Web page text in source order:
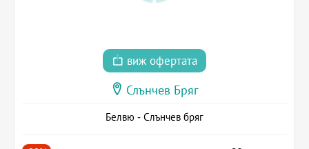
виж офертата
Слънчев Бряг
Белвю - Слънчев бряг